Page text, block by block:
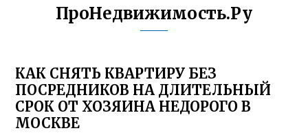
ПроНедвижимость.Ру
КАК СНЯТЬ КВАРТИРУ БЕЗ
ПОСРЕДНИКОВ НА ДЛИТЕЛЬНЫЙ
СРОК ОТ ХОЗЯИНА НЕДОРОГО В
МОСКВЕ